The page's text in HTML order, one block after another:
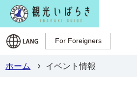
For Foreigners
For Foreigners
ホーム イベント情報